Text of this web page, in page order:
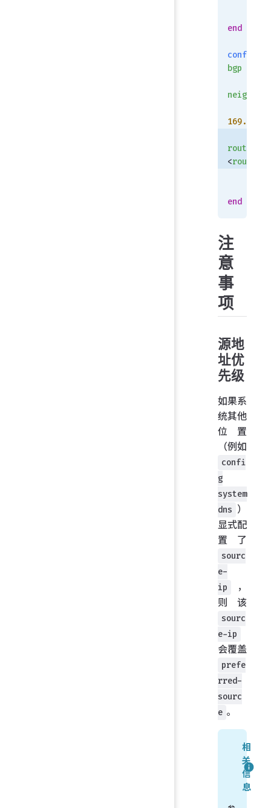
end
config
bgp
neighbor
route-
<route-
end
注
意
事
项
源地
址优
先级
如果系
统其他
位置
（例如
confi
g
system
dns ）
显式配
置了
sourc
e-
ip
，
则该
sourc
e-ip
会覆盖
prefe
rred-
sourc
e 。
相
关
信
息